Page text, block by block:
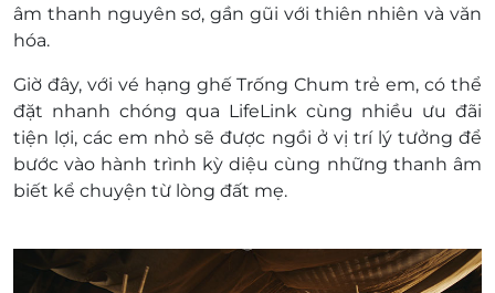
âm thanh nguyên sơ, gần gũi với thiên nhiên và văn
hóa.
Giờ đây, với vé hạng ghế Trống Chum trẻ em, có thể
đặt nhanh chóng qua LifeLink cùng nhiều ưu đãi
tiện lợi, các em nhỏ sẽ được ngồi ở vị trí lý tưởng để
bước vào hành trình kỳ diệu cùng những thanh âm
biết kể chuyện từ lòng đất mẹ.